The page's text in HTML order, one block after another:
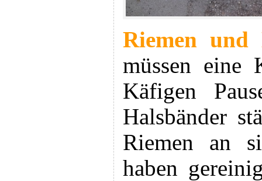
Riemen und
müssen eine
Käfigen
Halsbänder
Riemen an
haben